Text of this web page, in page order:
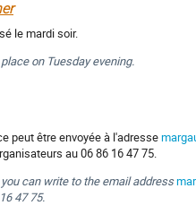
le mardi soir.
on Tuesday evening.
peut être envoyée à l'adresse
au 06 86 16 47 75.
can write to the email address
47 75.